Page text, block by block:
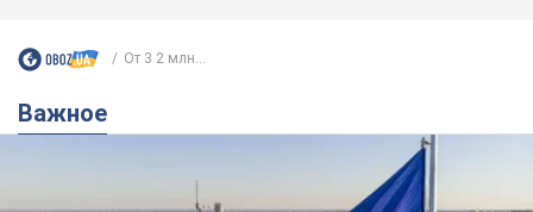
От 3 2 млн...
Важное